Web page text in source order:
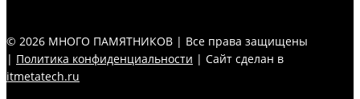
© 2026 МНОГО ПАМЯТНИКОВ | Все права защищены
| Политика конфиденциальности | Сайт сделан в
itmetatech.ru